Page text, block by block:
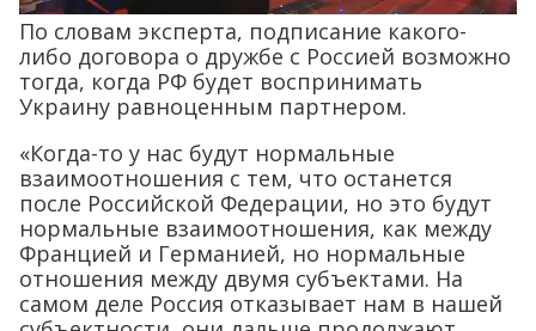
По словам эксперта, подписание какого-
либо договора о дружбе с Россией возможно
тогда, когда РФ будет воспринимать
Украину равноценным партнером.
«Когда-то у нас будут нормальные
взаимоотношения с тем, что останется
после Российской Федерации, но это будут
нормальные взаимоотношения, как между
Францией и Германией, но нормальные
отношения между двумя субъектами. На
самом деле Россия отказывает нам в нашей